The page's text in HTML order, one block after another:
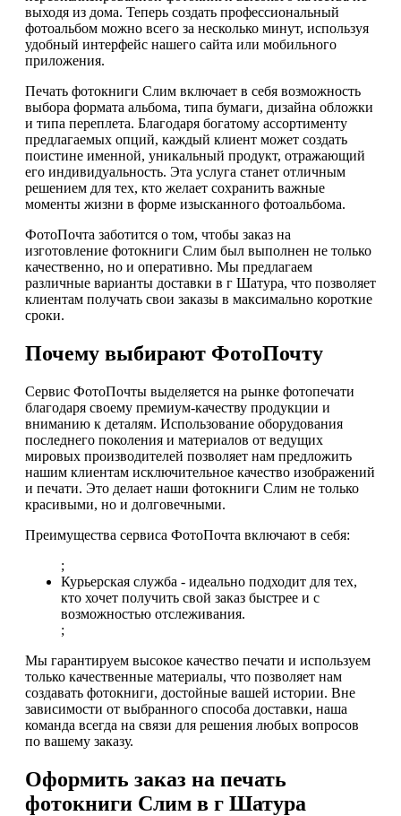
выходя из дома. Теперь создать профессиональный
фотоальбом можно всего за несколько минут, используя
удобный интерфейс нашего сайта или мобильного
приложения.
Печать фотокниги Слим включает в себя возможность
выбора формата альбома, типа бумаги, дизайна обложки
и типа переплета. Благодаря богатому ассортименту
предлагаемых опций, каждый клиент может создать
поистине именной, уникальный продукт, отражающий
его индивидуальность. Эта услуга станет отличным
решением для тех, кто желает сохранить важные
моменты жизни в форме изысканного фотоальбома.
ФотоПочта заботится о том, чтобы заказ на
изготовление фотокниги Слим был выполнен не только
качественно, но и оперативно. Мы предлагаем
различные варианты доставки в г Шатура, что позволяет
клиентам получать свои заказы в максимально короткие
сроки.
Почему выбирают ФотоПочту
Сервис ФотоПочты выделяется на рынке фотопечати
благодаря своему премиум-качеству продукции и
вниманию к деталям. Использование оборудования
последнего поколения и материалов от ведущих
мировых производителей позволяет нам предложить
нашим клиентам исключительное качество изображений
и печати. Это делает наши фотокниги Слим не только
красивыми, но и долговечными.
Преимущества сервиса ФотоПочта включают в себя:
;
Курьерская служба - идеально подходит для тех,
кто хочет получить свой заказ быстрее и с
возможностью отслеживания.
;
Мы гарантируем высокое качество печати и используем
только качественные материалы, что позволяет нам
создавать фотокниги, достойные вашей истории. Вне
зависимости от выбранного способа доставки, наша
команда всегда на связи для решения любых вопросов
по вашему заказу.
Оформить заказ на печать
фотокниги Слим в г Шатура